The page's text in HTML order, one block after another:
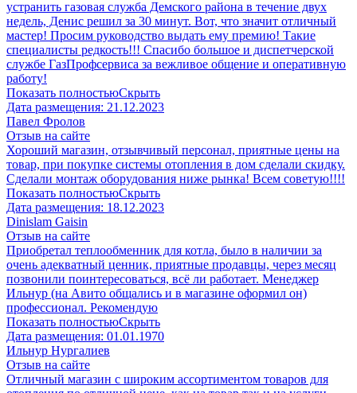
устранить газовая служба Демского района в течение двух
недель, Денис решил за 30 минут. Вот, что значит отличный
мастер! Просим руководство выдать ему премию! Такие
специалисты редкость!!! Спасибо большое и диспетчерской
службе ГазПрофсервиса за вежливое общение и оперативную
работу!
Показать полностьюСкрыть
Дата размещения: 21.12.2023
Павел Фролов
Отзыв на сайте
Хороший магазин, отзывчивый персонал, приятные цены на
товар, при покупке системы отопления в дом сделали скидку.
Сделали монтаж оборудования ниже рынка! Всем советую!!!!
Показать полностьюСкрыть
Дата размещения: 18.12.2023
Dinislam Gaisin
Отзыв на сайте
Приобретал теплообменник для котла, было в наличии за
очень адекватный ценник, приятные продавцы, через месяц
позвонили поинтересоваться, всё ли работает. Менеджер
Ильнур (на Авито общались и в магазине оформил он)
профессионал. Рекомендую
Показать полностьюСкрыть
Дата размещения: 01.01.1970
Ильнур Нургалиев
Отзыв на сайте
Отличный магазин с широким ассортиментом товаров для